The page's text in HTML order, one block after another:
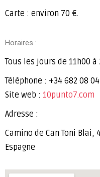
Carte : environ 70 €.
Horaires :
Tous les jours de 11h00 à
Téléphone : +34 682 08
Site web : 10punto7.com
Adresse :
Camino de Can Toni Blai,
Espagne